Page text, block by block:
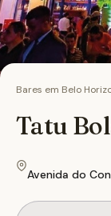
Bares em Belo
Tatu
Avenida do